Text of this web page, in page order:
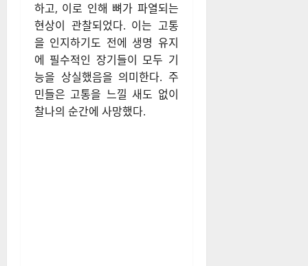
하고, 이로 인해 뼈가 파열되는
현상이 관찰되었다. 이는 고통
을 인지하기도 전에 생명 유지
에 필수적인 장기들이 모두 기
능을 상실했음을 의미한다. 주
민들은 고통을 느낄 새도 없이
찰나의 순간에 사망했다.